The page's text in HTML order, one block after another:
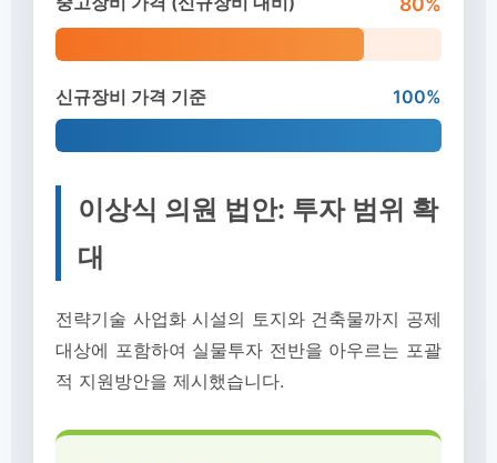
신규장비 가격 기준 100%
이상식 의원 법안: 투자 범위 확
대
전략기술 사업화 시설의 토지와 건축물까지 공제
대상에 포함하여 실물투자 전반을 아우르는 포괄
적 지원방안을 제시했습니다.